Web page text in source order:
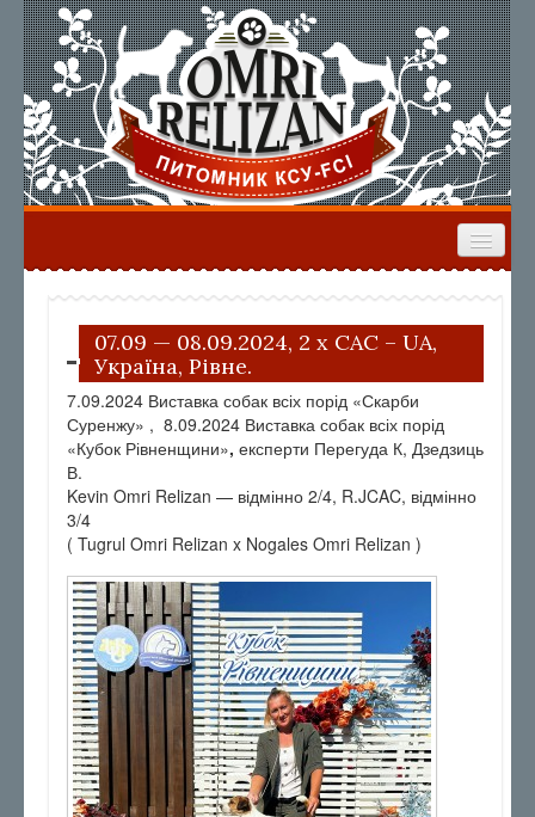
ВЫПУСКНИКИ РЕЗУЛЬТАТЫ ВЫСТАВОК
ФОРУМ
07.09 — 08.09.2024, 2 х CAC – UA,
Україна, Рівне.
7.09.2024 Виставка собак всіх порід «Скарби
Суренжу» , 8.09.2024 Виставка собак всіх порід
«Кубок Рівненщини», експерти Перегуда К, Дзедзиць
В.
Kevin Omri Relizan — відмінно 2/4, R.JCAC, відмінно
3/4
( Tugrul Omri Relizan x Nogales Omri Relizan )